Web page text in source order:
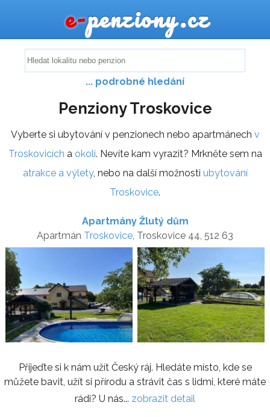
e-penziony.cz
... podrobné hledání
Penziony Troskovice
Vyberte si ubytování v penzionech nebo apartmánech v
Troskovicích a okolí. Nevíte kam vyrazit? Mrkněte sem na
atrakce a výlety, nebo na další možnosti ubytování
Troskovice.
Apartmány Žlutý dům
Apartmán Troskovice , Troskovice 44, 512 63
Přijeďte si k nám užít Český ráj. Hledáte místo, kde se
můžete bavit, užít si přírodu a strávit čas s lidmi, které máte
rádi? U nás... zobrazit detail